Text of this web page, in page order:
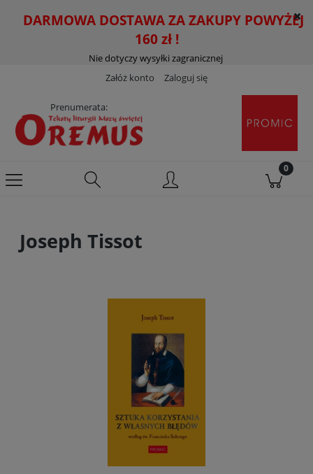
DARMOWA DOSTAWA ZA ZAKUPY POWYŻEJ
160 zł !
Nie dotyczy wysyłki zagranicznej
Załóż konto
Zaloguj się
Prenumerata:
Joseph Tissot